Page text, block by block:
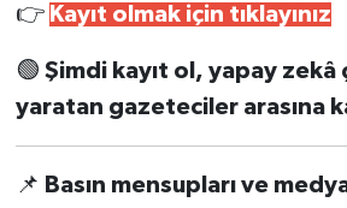
👉 Kayıt olmak için tıklayınız
🟢 Şimdi kayıt ol, yapay zekâ
yaratan gazeteciler arasına
📌 Basın mensupları ve